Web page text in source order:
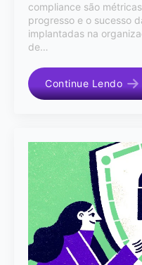
compliance são
progresso e o sucesso
implantadas na
de…
Continue Lendo